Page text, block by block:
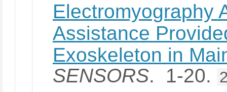
Electromyography
Assistance
Exoskeleton in
SENSORS. 1-20.